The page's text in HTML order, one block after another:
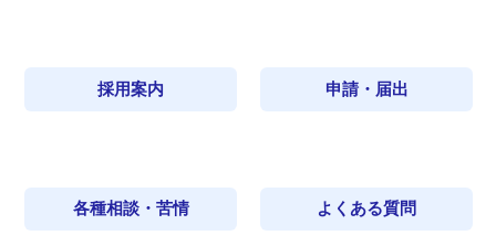
採用案内 申請・届出
各種相談・苦情 よくある質問